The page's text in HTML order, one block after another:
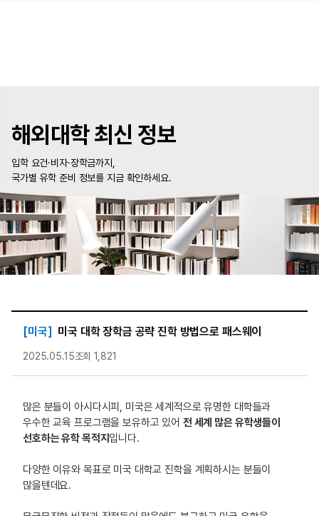
해외대학 최신 정보
입학 요건·비자·장학금까지,
국가별 유학 준비 정보를 지금 확인하세요.
[미국] 미국 대학 장학금 공략 진학 방법으로 패스웨이
2025.05.15조회 1,821
많은 분들이 아시다시피, 미국은 세계적으로 유명한 대학들과
우수한 교육 프로그램을 보유하고 있어 전 세계 많은 유학생들이
선호하는 유학 목적지 입니다.
다양한 이유와 목표로 미국 대학교 진학을 계획하시는 분들이
많을텐데요.